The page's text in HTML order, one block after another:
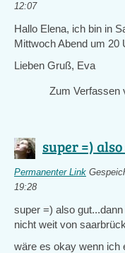
12:07
Hallo Elena, ich bin in
Mittwoch Abend um 20
Lieben Gruß, Eva
Zum Verfassen
super =)
Permanenter Link
19:28
super =) also
nicht weit von
wäre es okay wenn ich